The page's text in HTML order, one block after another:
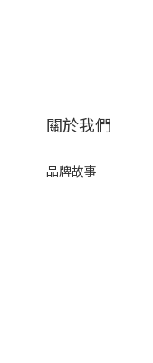
關於我們
品牌故事